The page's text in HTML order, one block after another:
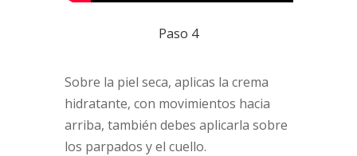
Paso 4
Sobre la piel seca, aplicas la crema
hidratante, con movimientos hacia
arriba, también debes aplicarla sobre
los parpados y el cuello.